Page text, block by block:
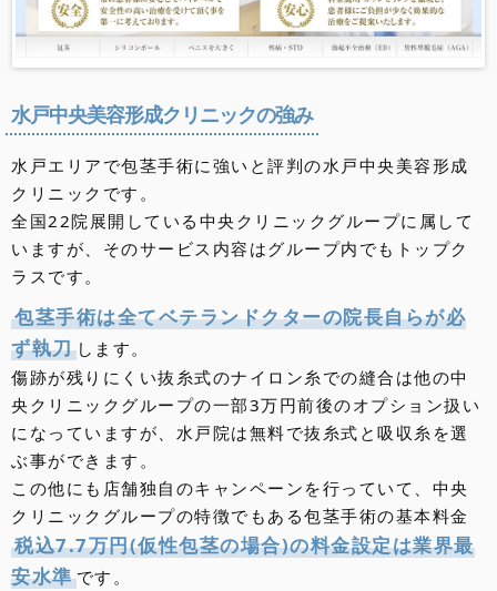
北海道・東北
北海道のクリニック
青森県のクリニック
秋田県のクリニック
岩手県のクリニック
山形県のクリニック
宮城県のクリニック
福島県のクリニック
関東地方
東京都のクリニック
埼玉県のクリニック
千葉県のクリニック
神奈川県のクリニック
群馬県のクリニック
栃木県のクリニック
茨城県のクリニック
東海・甲信越・北陸 地方
愛知県のクリニック
静岡県のクリニック
岐阜県のクリニック
三重県のクリニック
新潟県のクリニック
山梨県のクリニック
長野県のクリニック
富山県のクリニック
石川県のクリニック
福井県のクリニック
近畿地方
大阪府のクリニック
京都府のクリニック
滋賀県のクリニック
兵庫県のクリニック
奈良県のクリニック
和歌山県のクリニック
中国・四国地方
岡山県のクリニック
広島県のクリニック
山口県のクリニック
島根県のクリニック
鳥取県のクリニック
香川県のクリニック
徳島県のクリニック
愛媛県のクリニック
高知県のクリニック
九州・沖縄地方
福岡県のクリニック
佐賀県のクリニック
長崎県のクリニック
大分県のクリニック
熊本県のクリニック
宮崎県のクリニック
鹿児島県のクリニック
沖縄県のクリニック
水戸中央美容形成クリニックの強み
水戸エリアで包茎手術に強いと評判の水戸中央美容形成
クリニックです。
全国22院展開している中央クリニックグループに属して
いますが、そのサービス内容はグループ内でもトップク
ラスです。
包茎手術は全てベテランドクターの院長自らが必
ず執刀します。
傷跡が残りにくい抜糸式のナイロン糸での縫合は他の中
央クリニックグループの一部3万円前後のオプション扱い
になっていますが、水戸院は無料で抜糸式と吸収糸を選
ぶ事ができます。
この他にも店舗独自のキャンペーンを行っていて、中央
クリニックグループの特徴でもある包茎手術の基本料金
税込7.7万円(仮性包茎の場合)の料金設定は業界最
安水準です。